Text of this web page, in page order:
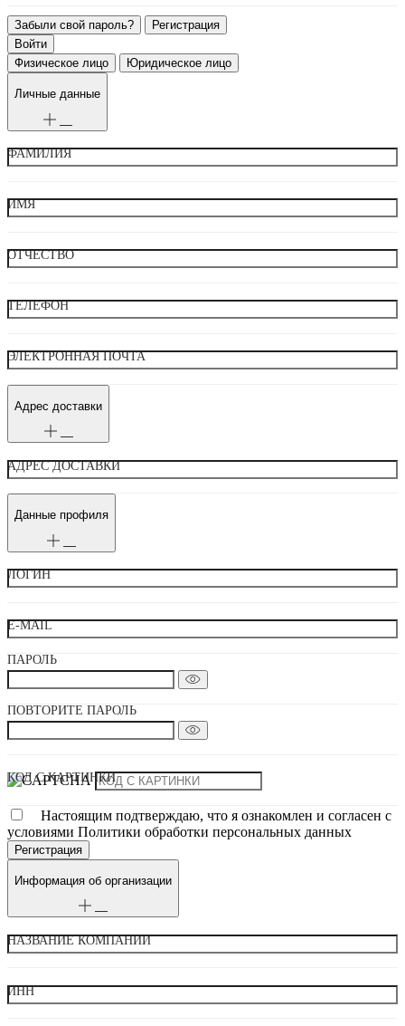
Забыли свой пароль? Регистрация
Физическое лицо Юридическое лицо
Личные данные
ФАМИЛИЯ
ИМЯ
ОТЧЕСТВО
ТЕЛЕФОН
ЭЛЕКТРОННАЯ ПОЧТА
Адрес доставки
АДРЕС ДОСТАВКИ
Данные профиля
ЛОГИН
E-MAIL
ПАРОЛЬ
ПОВТОРИТЕ ПАРОЛЬ
КОД С КАРТИНКИ
Настоящим подтверждаю, что я ознакомлен и согласен с
условиями Политики обработки персональных данных
Информация об организации
НАЗВАНИЕ КОМПАНИИ
ИНН